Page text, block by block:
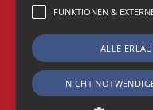
FUNKTIONEN &
ALLE
NICHT